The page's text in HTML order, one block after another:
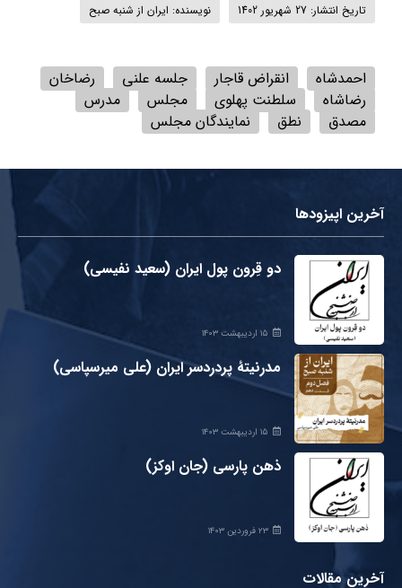
تاریخ انتشار: 27 شهریور 1402 نویسنده: ایران از شنبه صبح
احمدشاه انقراض قاجار جلسه علنی
رضاخان
رضاشاه
سلطنت پهلوی مجلس
مدرس
مصدق
نطق نمایندگان مجلس
آخرین اپیزودها
دو قِرون پول ایران (سعید نفیسی)
۱۵ اردیبهشت ۱۴۰۳
مدرنیتۀ پردردسر ایران (علی میرسپاسی)
۱۵ اردیبهشت ۱۴۰۳
ذهن پارسی (جان اوکز)
۲۳ فروردین ۱۴۰۳
آخرین مقالات